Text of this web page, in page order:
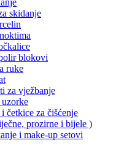
skidanje
blokovi
ruke
za vježbanje
uzorke
četkice za čišćenje
prozirne i bijele )
i make-up setovi